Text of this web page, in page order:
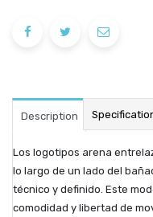
Description
Los logotipos arena
lo largo de un lado del
técnico y definido. Este
comodidad y libertad de